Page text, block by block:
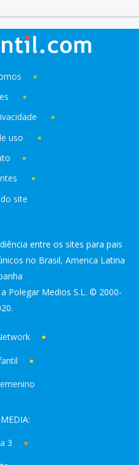
uso
site
entre os sites para pais
no Brasil, America Latina
Polegar Medios S.L. © 2000-
3